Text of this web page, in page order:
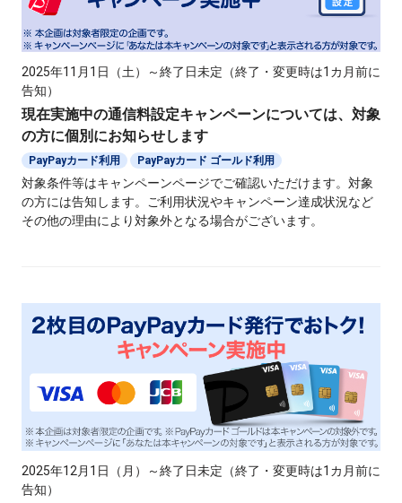
2025年11月1日（土）～終了日未定（終了・変更時は1カ月前に
告知）
現在実施中の通信料設定キャンペーンについては、対象
の方に個別にお知らせします
PayPayカード利用 PayPayカード ゴールド利用
対象条件等はキャンペーンページでご確認いただけます。対象
の方には告知します。ご利用状況やキャンペーン達成状況など
その他の理由により対象外となる場合がございます。
2025年12月1日（月）～終了日未定（終了・変更時は1カ月前に
告知）